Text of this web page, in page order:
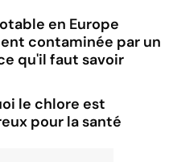
en Europe
contaminée par un
qu'il faut savoir
le chlore est
pour la santé